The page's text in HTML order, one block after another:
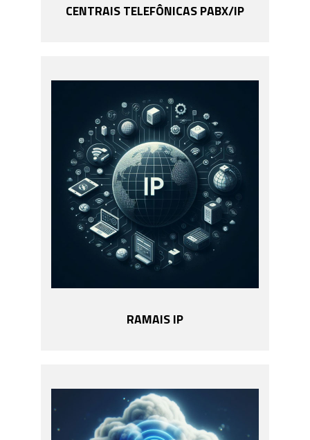
CENTRAIS TELEFÔNICAS PABX/IP
RAMAIS IP